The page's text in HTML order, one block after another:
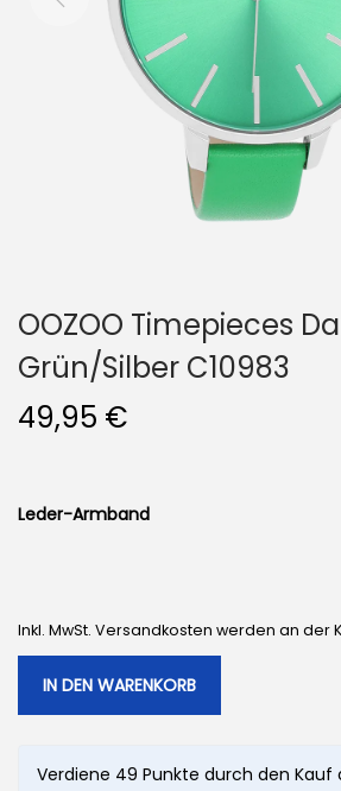
OOZOO Timepieces
Grün/Silber C10983
49,95 €
Leder-Armband
Inkl. MwSt. Versandkosten werden an der
IN DEN WARENKORB
Verdiene 49 Punkte durch den Kauf